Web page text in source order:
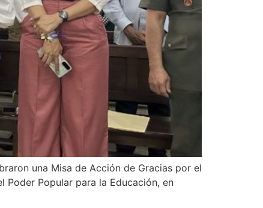
una Misa de Acción de Gracias por el
Popular para la Educación, en